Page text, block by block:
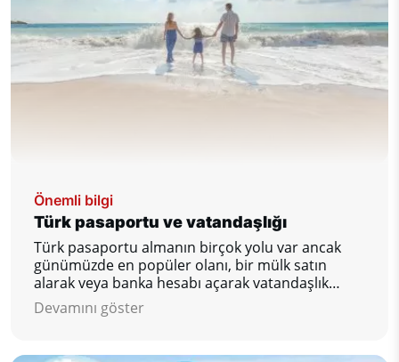
Önemli bilgi
Türk pasaportu ve vatandaşlığı
Türk pasaportu almanın birçok yolu var ancak
günümüzde en popüler olanı, bir mülk satın
alarak veya banka hesabı açarak vatandaşlık
kazanmaktır.
Devamını göster